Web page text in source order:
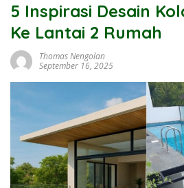
5 Inspirasi Desain
Ke Lantai 2 Rumah
Thomas Nengolan
September 16, 2025